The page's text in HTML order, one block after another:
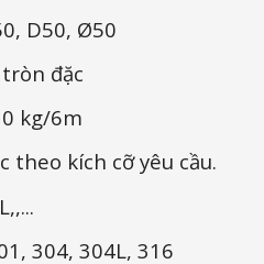
D50, Ø50
đặc
kg/6m
theo kích cỡ yêu cầu.
304, 304L, 316